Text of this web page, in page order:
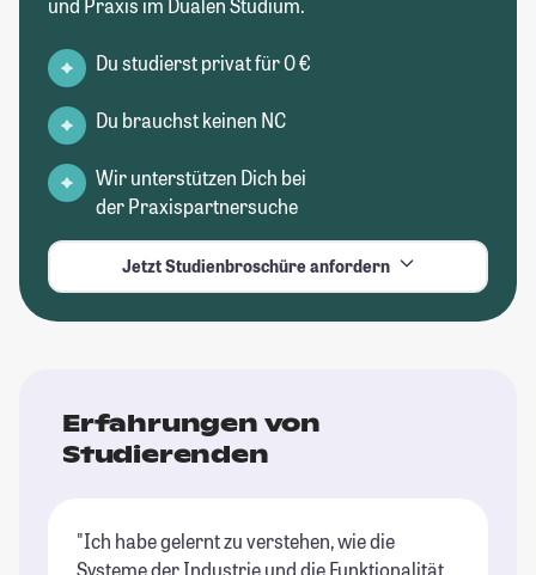
und Praxis im Dualen Studium.
Du studierst privat für 0 €
Du brauchst keinen NC
Wir unterstützen Dich bei
der Praxispartnersuche
Jetzt Studienbroschüre anfordern
Erfahrungen von
Studierenden
"Ich habe gelernt zu verstehen, wie die
Systeme der Industrie und die Funktionalität